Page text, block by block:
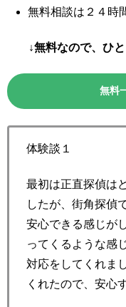
無料相談は２４時
↓無料なので、ひ
無料
体験談１
最初は正直探偵は
したが、街角探偵
安心できる感じが
ってくるような感
対応をしてくれま
くれたので、安心